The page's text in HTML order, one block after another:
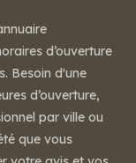
d’ouverture
Besoin d'une
d’ouverture,
par ville ou
que vous